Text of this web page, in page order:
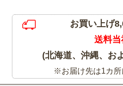
お買い上げ
送料
(北海道、沖縄、お
※お届け先は1カ所